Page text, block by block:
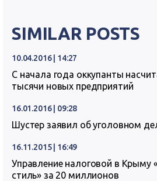
SIMILAR POSTS
10.04.2016 | 14:27
С начала года оккупанты
тысячи новых предприятий
16.01.2016 | 09:28
Шустер заявил об уголовном
16.11.2015 | 16:49
Управление налоговой в Крыму
стиль» за 20 миллионов